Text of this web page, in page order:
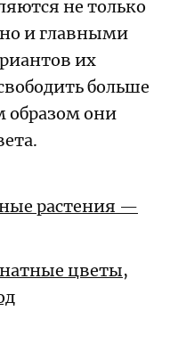
не только
и главными
их
больше
образом они
растения —
цветы,